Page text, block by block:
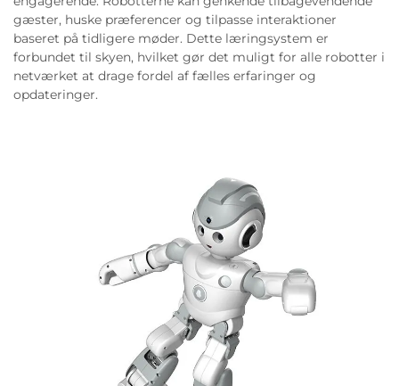
gæster, huske præferencer og tilpasse interaktioner
baseret på tidligere møder. Dette læringsystem er
forbundet til skyen, hvilket gør det muligt for alle robotter i
netværket at drage fordel af fælles erfaringer og
opdateringer.